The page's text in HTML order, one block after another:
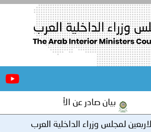
الأمانة العامة لمجلس وزراء الداخلية
الداخلية العرب